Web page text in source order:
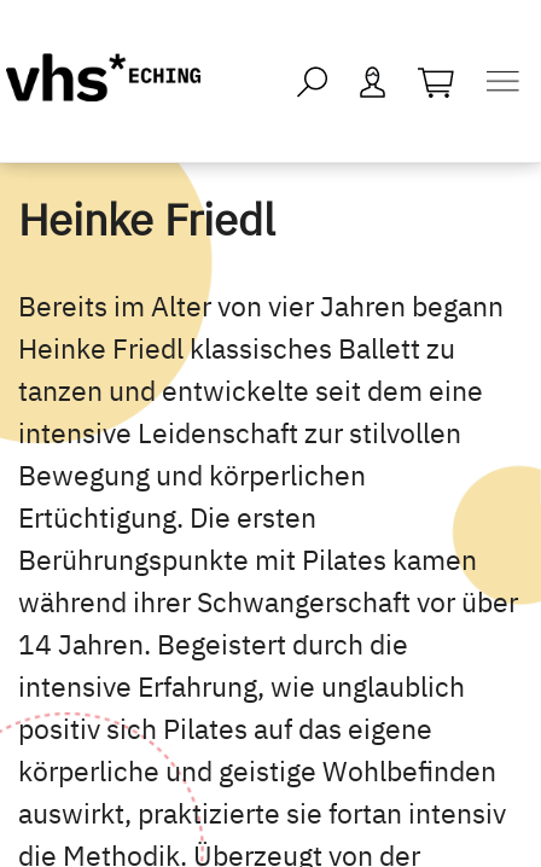
öffnen -
Heinke Friedl
Bereits im Alter von vier Jahren begann
Heinke Friedl klassisches Ballett zu
tanzen und entwickelte seit dem eine
intensive Leidenschaft zur stilvollen
Bewegung und körperlichen
Ertüchtigung. Die ersten
Berührungspunkte mit Pilates kamen
während ihrer Schwangerschaft vor über
14 Jahren. Begeistert durch die
intensive Erfahrung, wie unglaublich
positiv sich Pilates auf das eigene
körperliche und geistige Wohlbefinden
auswirkt, praktizierte sie fortan intensiv
die Methodik. Überzeugt von der